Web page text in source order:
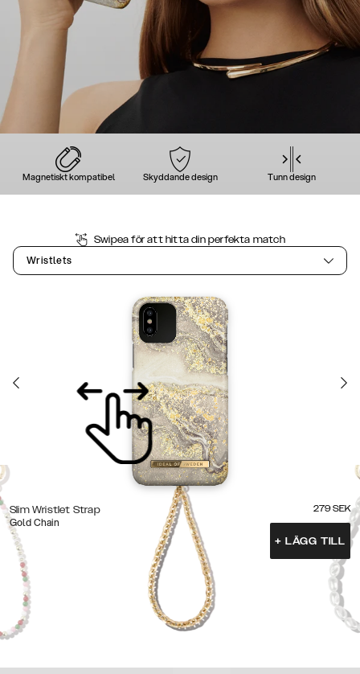
Magnetiskt kompatibel Skyddande design Tunn design
Swipea för att hitta din perfekta match
Wristlets
Slim Wristlet Strap
Gold Chain
279 SEK
+ LÄGG TILL